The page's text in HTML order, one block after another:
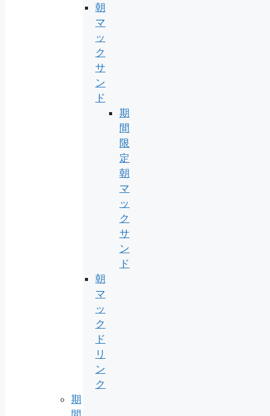
朝
マ
ッ
ク
サ
ン
ド
期
間
限
定
朝
マ
ッ
ク
サ
ン
ド
朝
マ
ッ
ク
ド
リ
ン
ク
期